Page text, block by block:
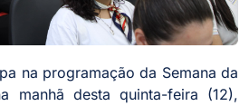
na programação da Semana da
manhã desta quinta-feira (12),